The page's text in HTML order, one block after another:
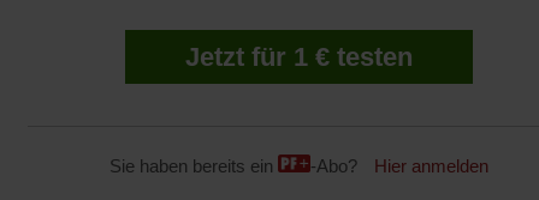
Jetzt für 1 € testen
Sie haben bereits ein -Abo? Hier anmelden